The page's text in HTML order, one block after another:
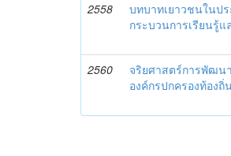
2558
บทบาทเยาวชนในป
กระบวนการเรียนรู้
2560
จริยศาสตร์การพัฒน
องค์กรปกครองท้อง